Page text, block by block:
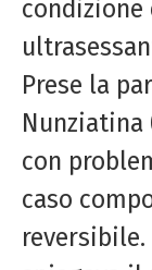
condizione
Prese la
Nunziatina
con
caso
reversibile.